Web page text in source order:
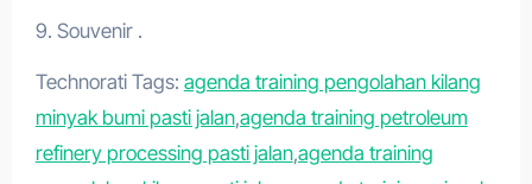
9. Souvenir .
Technorati Tags: agenda training pengolahan kilang
minyak bumi pasti jalan,agenda training petroleum
refinery processing pasti jalan,agenda training